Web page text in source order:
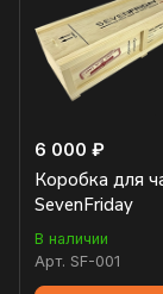
6 000 ₽
Коробка для
SevenFriday
В наличии
Арт. SF-001